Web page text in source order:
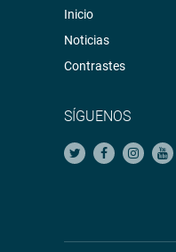
Inicio
Noticias
Contrastes
SÍGUENOS